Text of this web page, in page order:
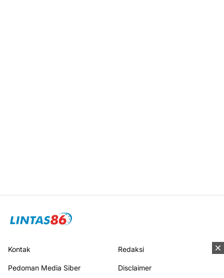
Kontak Redaksi
Pedoman Media Siber Disclaimer